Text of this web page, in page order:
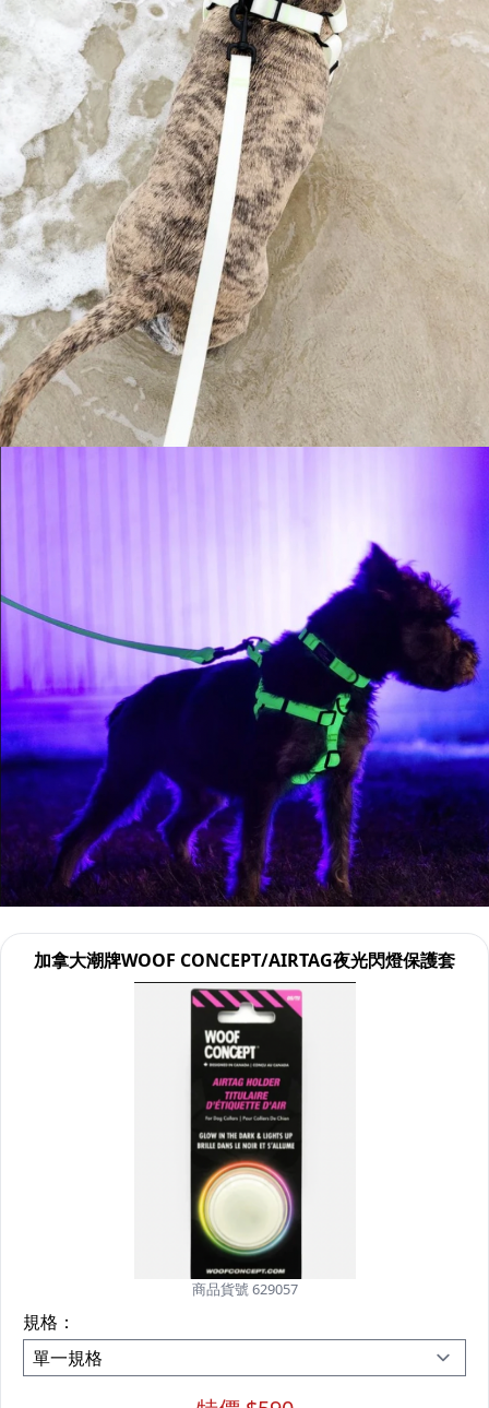
加拿大潮牌WOOF CONCEPT/AIRTAG夜光閃燈保護套
商品貨號 629057
規格：